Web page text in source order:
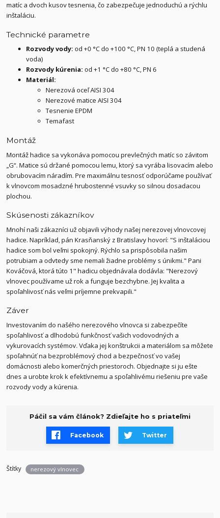
matíc a dvoch kusov tesnenia, čo zabezpečuje jednoduchú a rýchlu
inštaláciu.
Technické parametre
Rozvody vody: od +0 °C do +100 °C, PN 10 (teplá a studená
voda)
Rozvody kúrenia: od +1 °C do +80 °C, PN 6
Materiál:
Nerezová oceľ AISI 304
Nerezové matice AISI 304
Tesnenie EPDM
Temafast
Montáž
Montáž hadice sa vykonáva pomocou prevlečných matíc so závitom
„G“. Matice sú držané pomocou lemu, ktorý sa vyrába lisovacím alebo
obrubovacím náradím. Pre maximálnu tesnosť odporúčame používať
k vlnovcom mosadzné hrubostenné vsuvky so silnou dosadacou
plochou.
Skúsenosti zákazníkov
Mnohí naši zákazníci už objavili výhody našej nerezovej vlnovcovej
hadice. Napríklad, pán Krasňanský z Bratislavy hovorí: "S inštaláciou
hadice som bol veľmi spokojný. Rýchlo sa prispôsobila našim
potrubiam a odvtedy sme nemali žiadne problémy s únikmi." Pani
Kováčová, ktorá túto 1" hadicu objednávala dodávla: "Nerezový
vlnovec používame už rok a funguje bezchybne. Jej kvalita a
spoľahlivosť nás veľmi príjemne prekvapili."
Záver
Investovaním do našého nerezového vlnovca si zabezpečíte
spoľahlivosť a dlhodobú funkčnosť vašich vodovodných a
vykurovacích systémov. Vďaka jej konštrukcii a materiálom sa môžete
spoľahnúť na bezproblémový chod a bezpečnosť vo vašej
domácnosti alebo komerčných priestoroch. Objednajte si ju ešte
dnes a urobte krok k efektívnemu a spoľahlivému riešeniu pre vaše
rozvody vody a kúrenia.
Páčil sa vám článok? Zdieľajte ho s priateľmi
Facebook Twitter
Štítky nerezový vlnovec